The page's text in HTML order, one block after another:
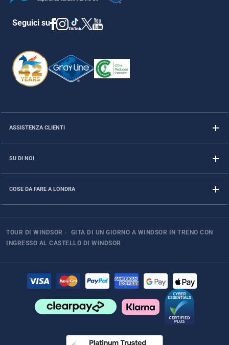
Seguici su
ASSISTENZA CLIENTI
SU DI NOI
COSE DA FARE A LONDRA
TOUR DI WINDSOR ›
GITA DI UN GIORNO A WINDSOR IN TRENO CON
INGRESSO AL CASTELLO DI WINDSOR